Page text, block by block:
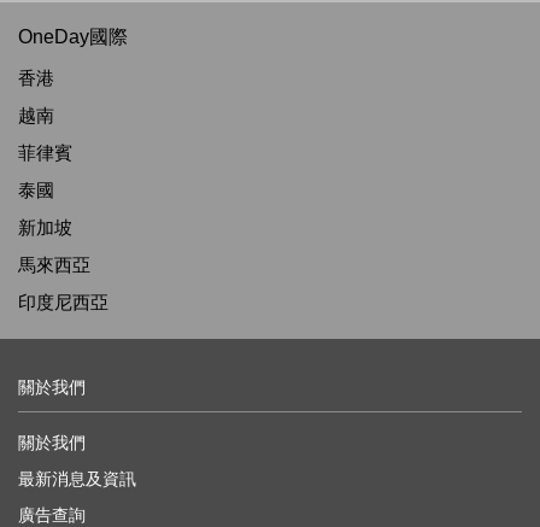
OneDay國際
香港
越南
菲律賓
泰國
新加坡
馬來西亞
印度尼西亞
關於我們
關於我們
最新消息及資訊
廣告查詢